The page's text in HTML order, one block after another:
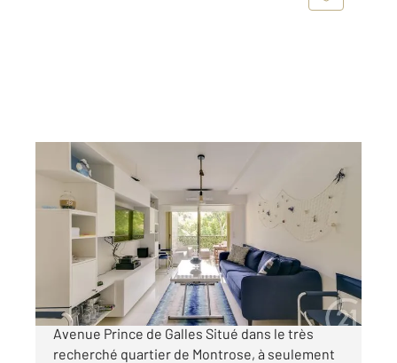
CANNES 06
36 m2, 2 pièces
Ref : 52343
Appartement à vendre
290 000 €
Cannes Secteur résidentiel de Montrose /
Avenue Prince de Galles Situé dans le très
recherché quartier de Montrose, à seulement